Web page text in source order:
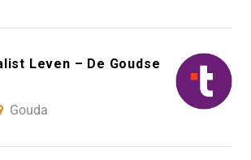
Leven – De Goudse
Gouda